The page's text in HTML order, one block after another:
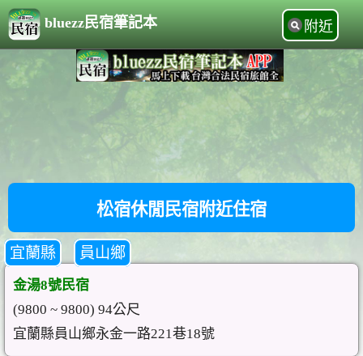
bluezz民宿筆記本 附近
松宿休閒民宿附近住宿
宜蘭縣 員山鄉
金湯8號民宿
(9800 ~ 9800) 94公尺
宜蘭縣員山鄉永金一路221巷18號